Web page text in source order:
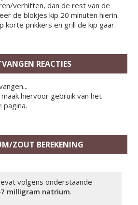
verhitten, dan de rest van de
de blokjes kip 20 minuten hierin.
korte prikkers en grill de kip gaar.
REACTIES
hiervoor gebruik van het
pagina.
ZOUT BEREKENING
volgens onderstaande
milligram natrium.